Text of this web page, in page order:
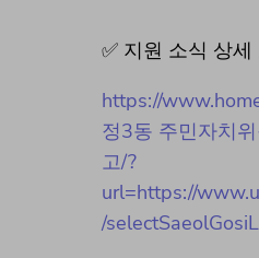
✅ 지원 소식 상
https://
정3동 주민자치
고/?
url=https://
/